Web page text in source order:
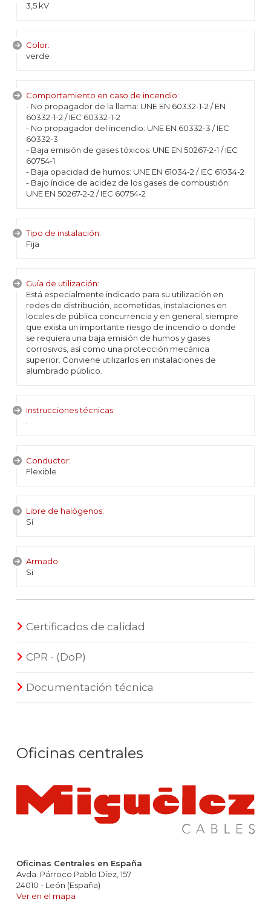
3,5 kV
Color:
verde
Comportamiento en caso de incendio:
- No propagador de la llama: UNE EN 60332-1-2 / EN
60332-1-2 / IEC 60332-1-2
- No propagador del incendio: UNE EN 60332-3 / IEC
60332-3
- Baja emisión de gases tóxicos: UNE EN 50267-2-1 / IEC
60754-1
- Baja opacidad de humos: UNE EN 61034-2 / IEC 61034-2
- Bajo índice de acidez de los gases de combustión:
UNE EN 50267-2-2 / IEC 60754-2
Tipo de instalación:
Fija
Guía de utilización:
Está especialmente indicado para su utilización en
redes de distribución, acometidas, instalaciones en
locales de pública concurrencia y en general, siempre
que exista un importante riesgo de incendio o donde
se requiera una baja emisión de humos y gases
corrosivos, así como una protección mecánica
superior. Conviene utilizarlos en instalaciones de
alumbrado público.
Instrucciones técnicas:
Conductor:
Flexible
Libre de halógenos:
Sí
Armado:
Si
Certificados de calidad
CPR - (DoP)
Documentación técnica
Oficinas centrales
Oficinas Centrales en España
Avda. Párroco Pablo Díez, 157
24010 - León (España)
Ver en el mapa